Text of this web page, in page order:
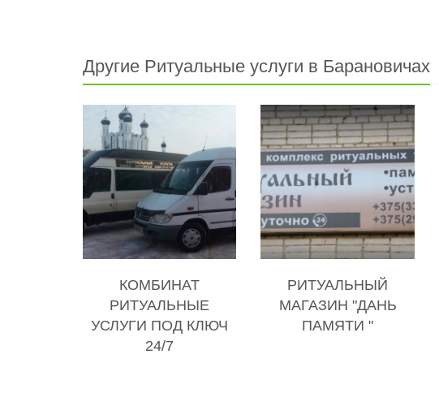
Другие Ритуальные услуги в Барановичах
КОМБИНАТ
РИТУАЛЬНЫЕ
УСЛУГИ ПОД КЛЮЧ
24/7
РИТУАЛЬНЫЙ
МАГАЗИН "ДАНЬ
ПАМЯТИ "